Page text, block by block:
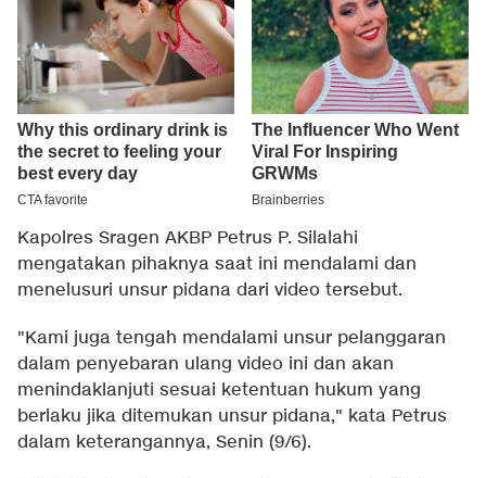
Kapolres Sragen AKBP Petrus P. Silalahi
mengatakan pihaknya saat ini mendalami dan
menelusuri unsur pidana dari video tersebut.
"Kami juga tengah mendalami unsur pelanggaran
dalam penyebaran ulang video ini dan akan
menindaklanjuti sesuai ketentuan hukum yang
berlaku jika ditemukan unsur pidana," kata Petrus
dalam keterangannya, Senin (9/6).